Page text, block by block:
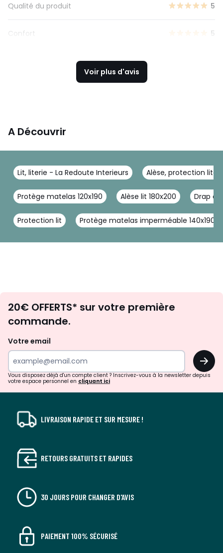
Qualité du produit 5
Confort 5
Voir plus d'avis
A Découvrir
Lit, literie - La Redoute Interieurs Alèse, protection
Protège matelas 120x190 Alèse lit 180x200 Drap
Protection lit Protège matelas imperméable 140x190
d'inspirations
surprises?
20€ OFFERTS* sur votre première
commande.
Votre email
OK
Vous disposez déjà d'un compte client ? Inscrivez-vous à la newsletter depuis
votre espace personnel en cliquant ici
LIVRAISON RAPIDE ET SUR MESURE !
RETOURS GRATUITS ET RAPIDES
30 JOURS POUR CHANGER D'AVIS
PAIEMENT 100% SÉCURISÉ